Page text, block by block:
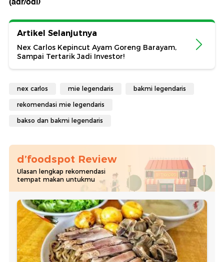
Artikel Selanjutnya
Nex Carlos Kepincut Ayam Goreng Barayam,
Sampai Tertarik Jadi Investor!
nex carlos mie legendaris bakmi legendaris
rekomendasi mie legendaris
bakso dan bakmi legendaris
d’foodspot Review
Ulasan lengkap rekomendasi
tempat makan untukmu